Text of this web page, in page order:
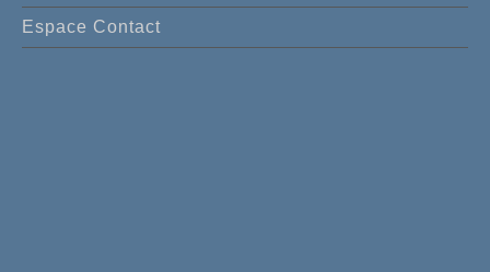
Espace Contact